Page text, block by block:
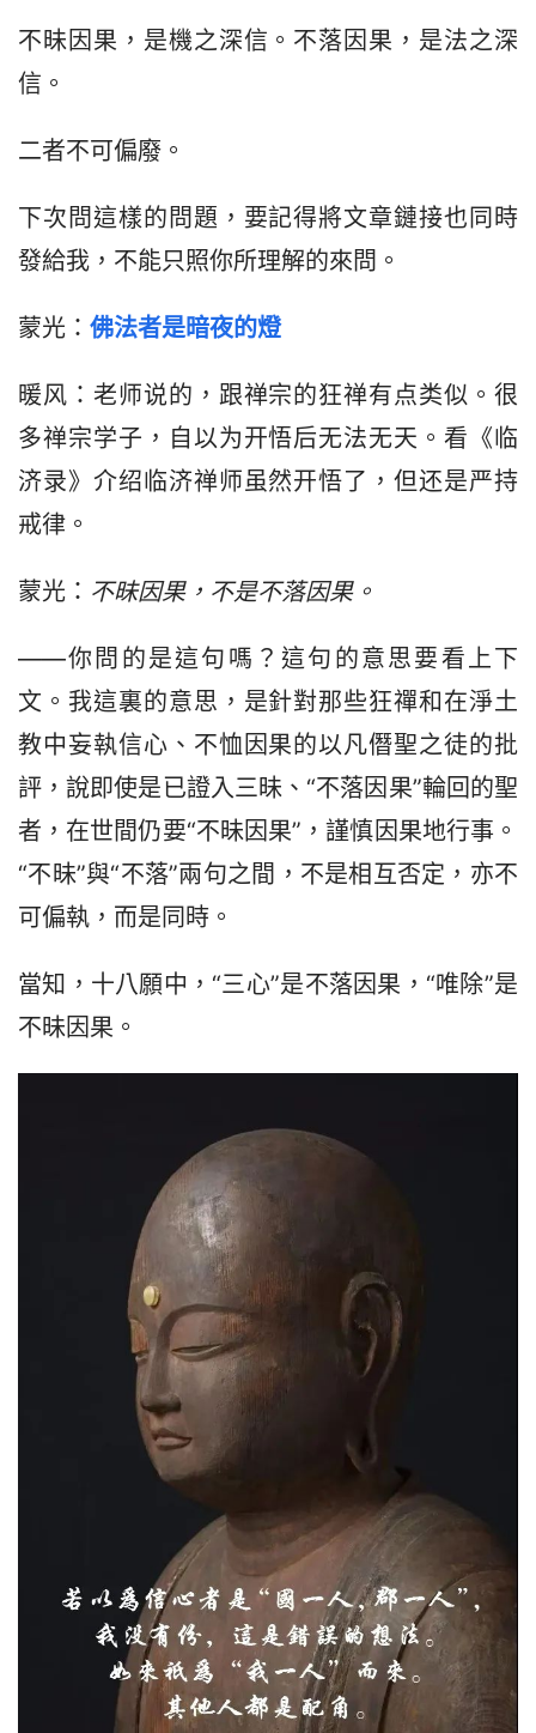
不昧因果，是機之深信。不落因果，是法之深
信。
二者不可偏廢。
下次問這樣的問題，要記得將文章鏈接也同時
發給我，不能只照你所理解的來問。
蒙光： 佛法者是暗夜的燈
暖风：老师说的，跟禅宗的狂禅有点类似。很
多禅宗学子，自以为开悟后无法无天。看《临
济录》介绍临济禅师虽然开悟了，但还是严持
戒律。
蒙光： 不昧因果，不是不落因果。
——你問的是這句嗎？這句的意思要看上下
文。我這裏的意思，是針對那些狂禪和在淨土
教中妄執信心、不恤因果的以凡僭聖之徒的批
評，說即使是已證入三昧、“不落因果”輪回的聖
者，在世間仍要“不昧因果”，謹慎因果地行事。
“不昧”與“不落”兩句之間，不是相互否定，亦不
可偏執，而是同時。
當知，十八願中，“三心”是不落因果，“唯除”是
不昧因果。